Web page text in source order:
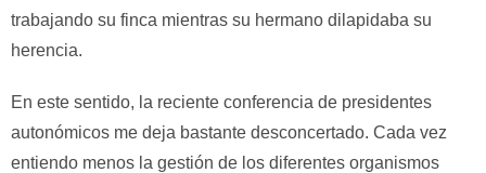
trabajando su finca mientras su hermano dilapidaba su
herencia.
En este sentido, la reciente conferencia de presidentes
autonómicos me deja bastante desconcertado. Cada vez
entiendo menos la gestión de los diferentes organismos